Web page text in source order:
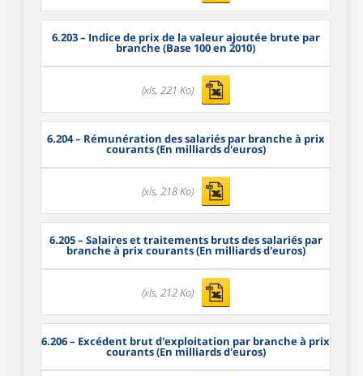
6.203– Indice de prix de la valeur ajoutée brute par
branche (Base 100 en 2010)
(xls, 221 Ko)
6.204– Rémunération des salariés par branche à prix
courants (En milliards d'euros)
(xls, 218 Ko)
6.205– Salaires et traitements bruts des salariés par
branche à prix courants (En milliards d'euros)
(xls, 212 Ko)
6.206– Excédent brut d'exploitation par branche à prix
courants (En milliards d'euros)